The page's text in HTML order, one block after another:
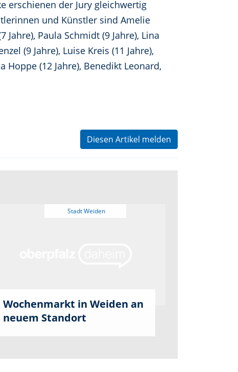
erschienen der Jury gleichwertig
und Künstler sind Amelie
Jahre), Paula Schmidt (9 Jahre), Lina
(9 Jahre), Luise Kreis (11 Jahre),
Hoppe (12 Jahre), Benedikt Leonard,
Diesen Artikel melden
Stadt Weiden
Wochenmarkt in Weiden an
neuem Standort